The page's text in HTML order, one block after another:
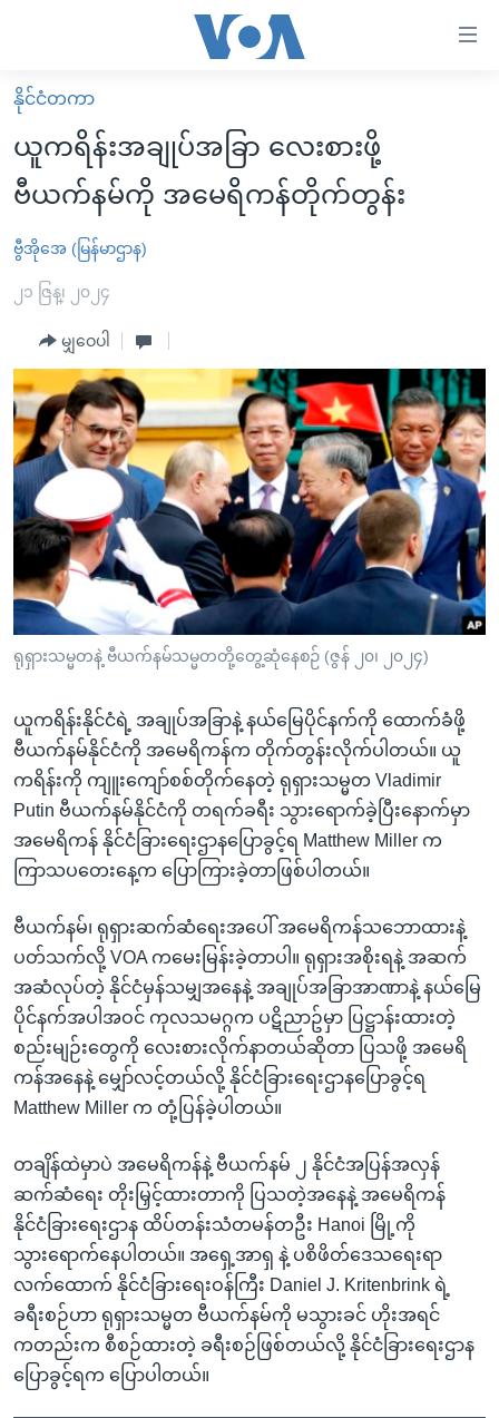
လွယ်ကူ
စေ
သည့်
များ
ပင်မ
ကျော်
ကြည့်
ပင်မ
အ
ညွန်း
စာမျက်နှာ
သို့
ကျော်
ကြည့်
ရှာဖွေ
ရန်
နေရာ
သို့
ကျော်
ရန်
မူလစာမျက်နှာ
မြန်မာ
ကမ္ဘာ့သတင်းများ
နိုင်ငံတကာ
အမေရိကန်
အစ္စရေး-ပါလက်စတိုင်း
ဗွီဒီယို
သတင်းလွတ်လပ်ခွင့်
အင်္ဂလိပ်စာလေ့လာမယ်
အမေရိကန်သုံးအီဒီယံ
မကြေးမုံရဲ့ အင်္ဂလိပ်စာ
ရုပ်ရှင်ထဲက အင်္ဂလိပ်စာ
သုတပဒေသာ အင်္ဂလိပ်စာ
အပတ်စဉ်ကဏ္ဍများ
ရေဒီယို
တီဗွီ
ရေဒီယိုနှင့်ရုပ်သံ အချက်အလက်များ
ရေဒီယို/တီဗွီအစီအစဉ်
Learning English
ဗွီအိုအေ လူမှုကွန်ယက်များ
ဘာသာစကားများ
နိုင်ငံတကာ
ယူကရိန်းအချုပ်အခြာ လေးစားဖို့
ဗီယက်နမ်ကို အမေရိကန်တိုက်တွန်း
ဗွီအိုအေ (မြန်မာဌာန)
၂၁ ဇြန္၊ ၂၀၂၄
မျှဝေပါ
ရုရှားသမ္မတနဲ့ ဗီယက်နမ်သမ္မတတို့တွေ့ဆုံနေစဉ် (ဇွန် ၂၀၊ ၂၀၂၄)
ယူကရိန်းနိုင်ငံရဲ့ အချုပ်အခြာနဲ့ နယ်မြေပိုင်နက်ကို ထောက်ခံဖို့
ဗီယက်နမ်နိုင်ငံကို အမေရိကန်က တိုက်တွန်းလိုက်ပါတယ်။ ယူ
ကရိန်းကို ကျူးကျော်စစ်တိုက်နေတဲ့ ရုရှားသမ္မတ Vladimir
Putin ဗီယက်နမ်နိုင်ငံကို တရက်ခရီး သွားရောက်ခဲ့ပြီးနောက်မှာ
အမေရိကန် နိုင်ငံခြားရေးဌာနပြောခွင့်ရ Matthew Miller က
ကြာသပတေးနေ့က ပြောကြားခဲ့တာဖြစ်ပါတယ်။
ဗီယက်နမ်၊ ရုရှားဆက်ဆံရေးအပေါ် အမေရိကန်သဘောထားနဲ့
ပတ်သက်လို့ VOA ကမေးမြန်းခဲ့တာပါ။ ရုရှားအစိုးရနဲ့ အဆက်
အဆံလုပ်တဲ့ နိုင်ငံမှန်သမျှအနေနဲ့ အချုပ်အခြာအာဏာနဲ့ နယ်မြေ
ပိုင်နက်အပါအဝင် ကုလသမဂ္ဂက ပဋိညာဥ်မှာ ပြဋ္ဌာန်းထားတဲ့
စည်းမျဉ်းတွေကို လေးစားလိုက်နာတယ်ဆိုတာ ပြသဖို့ အမေရိ
ကန်အနေနဲ့ မျှော်လင့်တယ်လို့ နိုင်ငံခြားရေးဌာနပြောခွင့်ရ
Matthew Miller က တုံ့ပြန်ခဲ့ပါတယ်။
တချိန်ထဲမှာပဲ အမေရိကန်နဲ့ ဗီယက်နမ် ၂ နိုင်ငံအပြန်အလှန်
ဆက်ဆံရေး တိုးမြှင့်ထားတာကို ပြသတဲ့အနေနဲ့ အမေရိကန်
နိုင်ငံခြားရေးဌာန ထိပ်တန်းသံတမန်တဦး Hanoi မြို့ကို
သွားရောက်နေပါတယ်။ အရှေ့အာရှ နဲ့ ပစိဖိတ်ဒေသရေးရာ
လက်ထောက် နိုင်ငံခြားရေးဝန်ကြီး Daniel J. Kritenbrink ရဲ့
ခရီးစဉ်ဟာ ရုရှားသမ္မတ ဗီယက်နမ်ကို မသွားခင် ဟိုးအရင်
ကတည်းက စီစဉ်ထားတဲ့ ခရီးစဉ်ဖြစ်တယ်လို့ နိုင်ငံခြားရေးဌာန
ပြောခွင့်ရက ပြောပါတယ်။